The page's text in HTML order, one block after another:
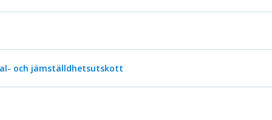
och jämställdhetsutskott